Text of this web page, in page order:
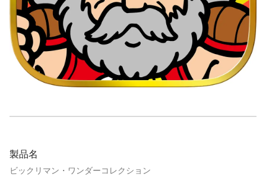
製品名
ビックリマン・ワンダーコレクション